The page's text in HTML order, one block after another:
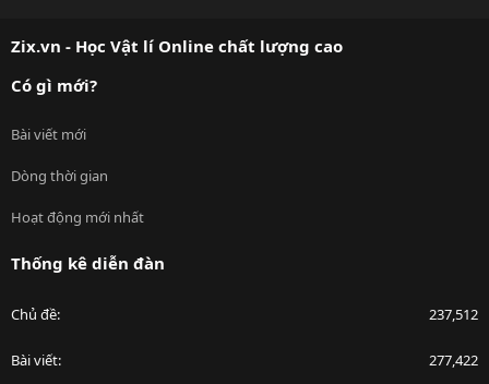
Zix.vn - Học Vật lí Online chất lượng cao
Có gì mới?
Bài viết mới
Dòng thời gian
Hoạt động mới nhất
Thống kê diễn đàn
Chủ đề 237,512
Bài viết 277,422